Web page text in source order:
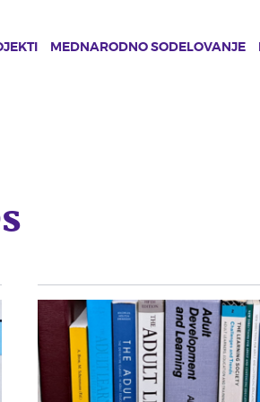
MEDNARODNO SODELOVANJE